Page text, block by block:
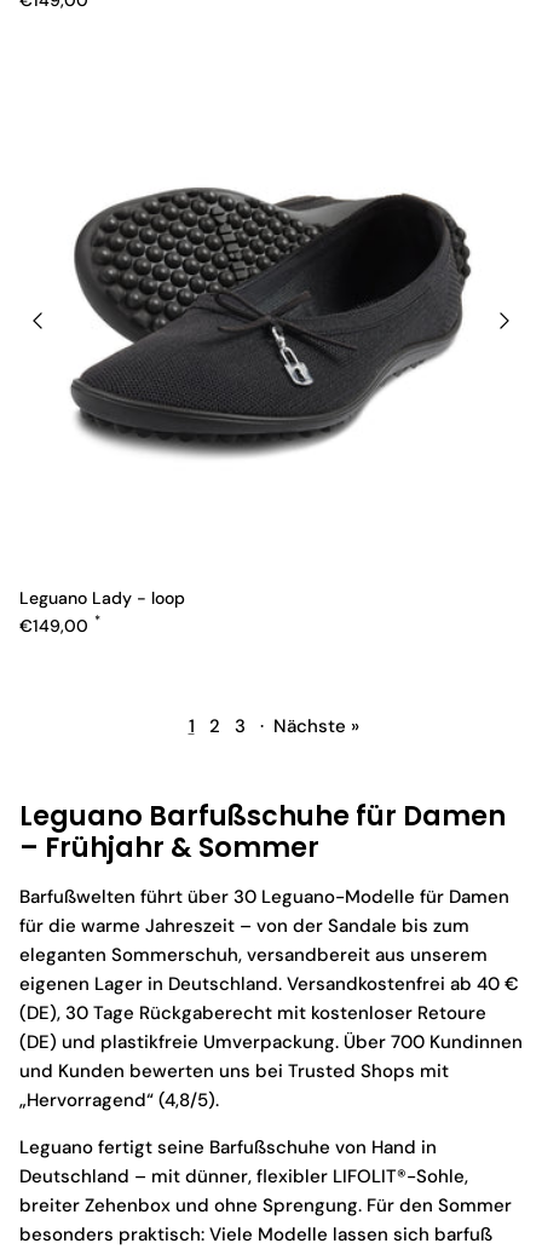
Leguano Lady - loop
Normaler Preis
€149,00
1 2 3 · Nächste »
Leguano Barfußschuhe für Damen
– Frühjahr & Sommer
Barfußwelten führt über 30 Leguano-Modelle für Damen
für die warme Jahreszeit – von der Sandale bis zum
eleganten Sommerschuh, versandbereit aus unserem
eigenen Lager in Deutschland. Versandkostenfrei ab 40 €
(DE), 30 Tage Rückgaberecht mit kostenloser Retoure
(DE) und plastikfreie Umverpackung. Über 700 Kundinnen
und Kunden bewerten uns bei Trusted Shops mit
„Hervorragend“ (4,8/5).
Leguano fertigt seine Barfußschuhe von Hand in
Deutschland – mit dünner, flexibler LIFOLIT®-Sohle,
breiter Zehenbox und ohne Sprengung. Für den Sommer
besonders praktisch: Viele Modelle lassen sich barfuß